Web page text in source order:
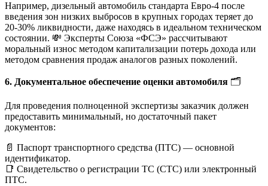
Например, дизельный автомобиль стандарта Евро-4 после
введения зон низких выбросов в крупных городах теряет до
20-30% ликвидности, даже находясь в идеальном техническом
состоянии. 💸 Эксперты Союза «ФСЭ» рассчитывают
моральный износ методом капитализации потерь дохода или
методом сравнения продаж аналогов разных поколений.
6. Документальное обеспечение оценки автомобиля 🗂️
Для проведения полноценной экспертизы заказчик должен
предоставить минимальный, но достаточный пакет
документов:
📄 Паспорт транспортного средства (ПТС) — основной
идентификатор.
📑 Свидетельство о регистрации ТС (СТС) или электронный
ПТС.